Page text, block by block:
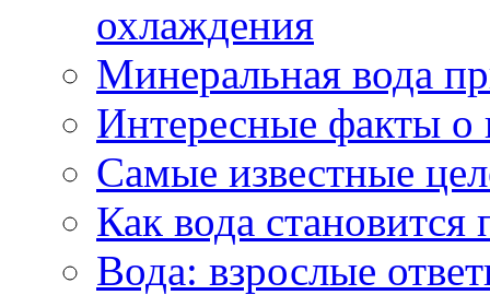
охлаждения
Минеральная вода
Интересные факты о
Самые известные
Как вода становится
Вода: взрослые